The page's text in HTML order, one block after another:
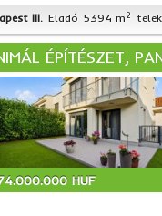
III. Eladó 5394 m2 telek
ÉPÍTÉSZET,
HUF